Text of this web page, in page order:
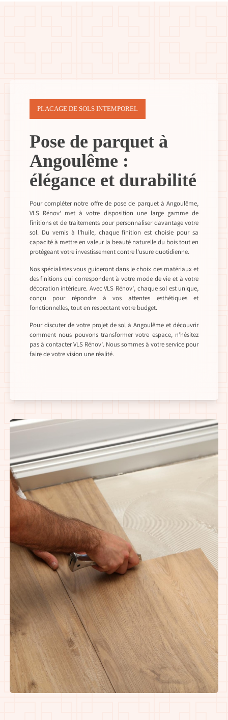
PLACAGE DE SOLS INTEMPOREL
Pose de parquet à
Angoulême :
élégance et durabilité
Pour compléter notre offre de pose de parquet à Angoulême,
VLS Rénov’ met à votre disposition une large gamme de
finitions et de traitements pour personnaliser davantage votre
sol. Du vernis à l’huile, chaque finition est choisie pour sa
capacité à mettre en valeur la beauté naturelle du bois tout en
protégeant votre investissement contre l’usure quotidienne.
Nos spécialistes vous guideront dans le choix des matériaux et
des finitions qui correspondent à votre mode de vie et à votre
décoration intérieure. Avec VLS Rénov’, chaque sol est unique,
conçu pour répondre à vos attentes esthétiques et
fonctionnelles, tout en respectant votre budget.
Pour discuter de votre projet de sol à Angoulême et découvrir
comment nous pouvons transformer votre espace, n’hésitez
pas à contacter VLS Rénov’. Nous sommes à votre service pour
faire de votre vision une réalité.